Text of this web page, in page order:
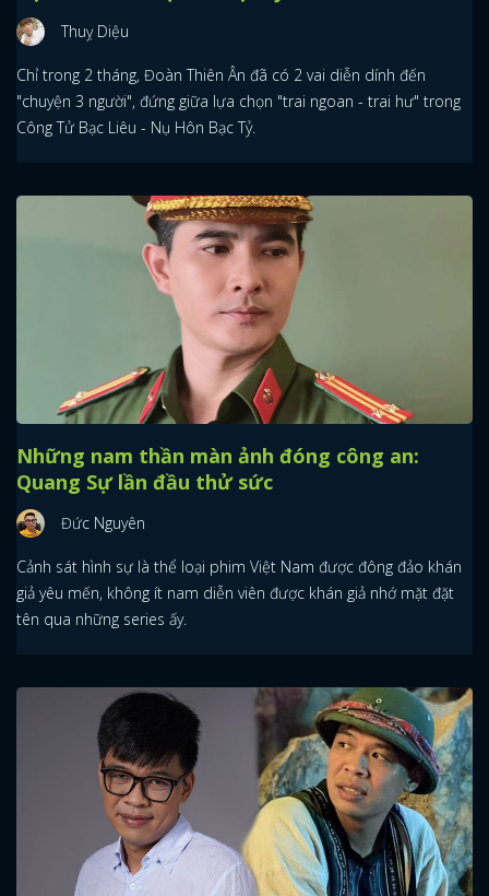
Thuỵ Diệu
Chỉ trong 2 tháng, Đoàn Thiên Ân đã có 2 vai diễn dính đến
"chuyện 3 người", đứng giữa lựa chọn "trai ngoan - trai hư" trong
Công Tử Bạc Liêu - Nụ Hôn Bạc Tỷ.
Những nam thần màn ảnh đóng công an:
Quang Sự lần đầu thử sức
Đức Nguyên
Cảnh sát hình sự là thể loại phim Việt Nam được đông đảo khán
giả yêu mến, không ít nam diễn viên được khán giả nhớ mặt đặt
tên qua những series ấy.